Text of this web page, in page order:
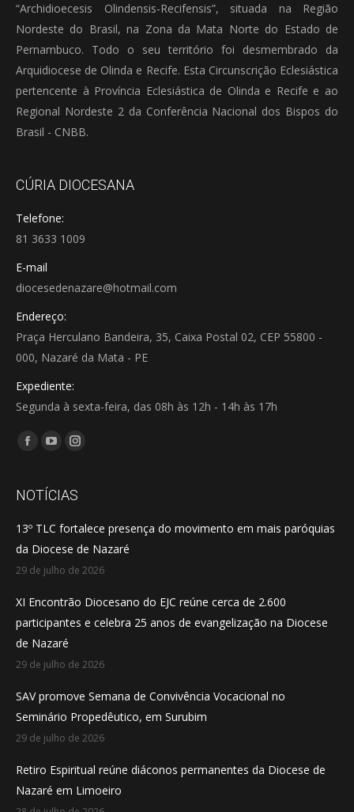
“Archidioecesis Olindensis-Recifensis”, situada na Região
Nordeste do Brasil, na Zona da Mata Norte do Estado de
Pernambuco. Todo o seu território foi desmembrado da
Arquidiocese de Olinda e Recife. Esta Circunscrição Eclesiástica
pertencente à Província Eclesiástica de Olinda e Recife e ao
Regional Nordeste 2 da Conferência Nacional dos Bispos do
Brasil - CNBB.
CÚRIA DIOCESANA
Telefone:
81 3633 1009
E-mail
diocesedenazare@hotmail.com
Endereço:
Praça Herculano Bandeira, 35, Caixa Postal 02, CEP 55800 -
000, Nazaré da Mata - PE
Expediente:
Segunda à sexta-feira, das 08h às 12h - 14h às 17h
Encontre-nos em:
Facebook
opens
new
window
YouTube
opens
new
window
Instagram
opens
new
window
NOTÍCIAS
13º TLC fortalece presença do movimento em mais paróquias
da Diocese de Nazaré
29 de julho de 2026
XI Encontrão Diocesano do EJC reúne cerca de 2.600
participantes e celebra 25 anos de evangelização na Diocese
de Nazaré
29 de julho de 2026
SAV promove Semana de Convivência Vocacional no
Seminário Propedêutico, em Surubim
29 de julho de 2026
Retiro Espiritual reúne diáconos permanentes da Diocese de
Nazaré em Limoeiro